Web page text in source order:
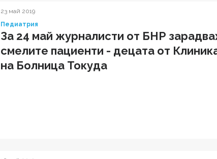
23 май 2019
Педиатрия
За 24 май журналисти от БНР
смелите пациенти - децата от
на Болница Токуда